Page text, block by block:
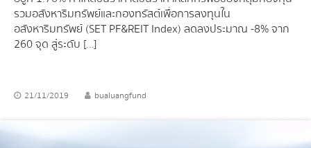
รวมอสังหาริมทรัพย์และกองทรัสต์เพื่อการลงทุนใน
อสังหาริมทรัพย์ (SET PF&REIT Index) ลดลงประมาณ -8% จาก
260 จุด สู่ระดับ […]
21/11/2019 bualuangfund